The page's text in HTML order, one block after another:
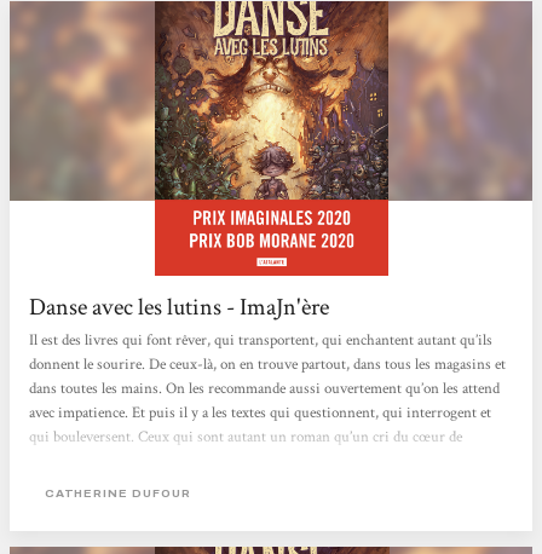
Danse avec les lutins - ImaJn'ère
Il est des livres qui font rêver, qui transportent, qui enchantent autant qu’ils
donnent le sourire. De ceux-là, on en trouve partout, dans tous les magasins et
dans toutes les mains. On les recommande aussi ouvertement qu’on les attend
avec impatience. Et puis il y a les textes qui questionnent, qui interrogent et
qui bouleversent. Ceux qui sont autant un roman qu’un cri du cœur de
niveau beaucoup trop intime. Parmi ces derniers, il m’est impossible de ne pas
CATHERINE DUFOUR